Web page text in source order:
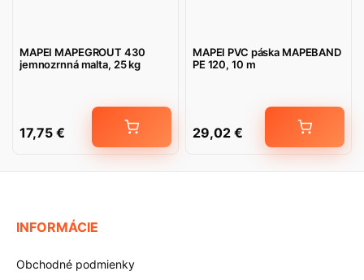
MAPEI MAPEGROUT 430
jemnozrnná malta, 25 kg
17,75 €
MAPEI PVC páska MAPEBAND
PE 120, 10 m
29,02 €
INFORMÁCIE
Obchodné podmienky